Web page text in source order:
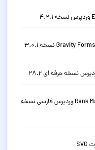
دانلود افزونه سئو حرفه ای رنک مث Rank Math Pro وردپرس فارسی نسخه